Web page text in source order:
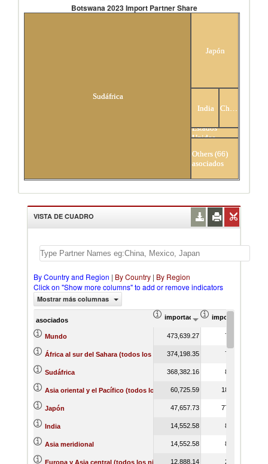
Botswana 2023 Import Partner Share
Sudáfrica
Japón
India
Estados
Unidos
Others (66)
asociados
VISTA DE CUADRO
By Country and Region | By Country | By Region
Click on "Show more columns" to add or remove indicators
Mostrar más columnas
asociados importación Valor del comercio
importación
Mundo 473,639.27 7.38
África al sur del Sahara (todos los niveles de ingreso)
374,198.35 7.53
Sudáfrica 368,382.16 8.83
Asia oriental y el Pacífico (todos los niveles de ingreso)
60,725.59 18.56
Japón 47,657.73 77.26
India 14,552.58 8.34
Asia meridional 14,552.58 8.33
Europa y Asia central (todos los niveles de ingreso)
12,888.14 2.73